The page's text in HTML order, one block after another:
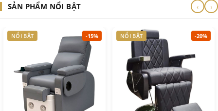
SẢN PHẨM NỔI BẬT ‹ ›
NỔI BẬT -15% NỔI BẬT -20%